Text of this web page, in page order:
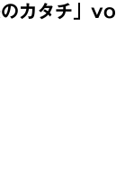
カタチ」vo